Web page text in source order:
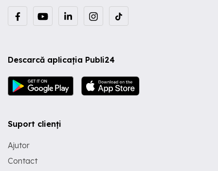
Descarcă aplicația Publi24
Suport clienți
Ajutor
Contact